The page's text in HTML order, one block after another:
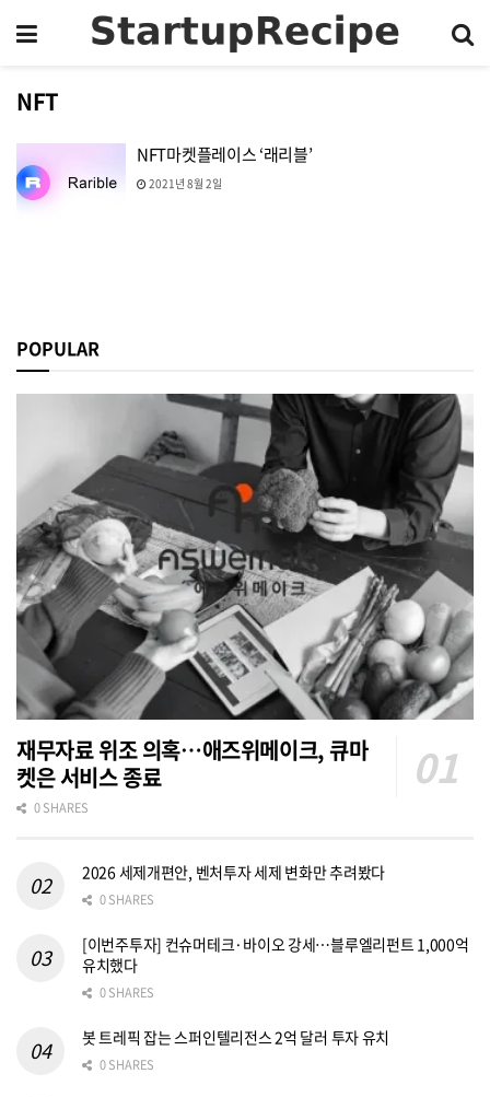
NFT
NFT마켓플레이스 ‘래리블’
2021년 8월 2일
POPULAR
재무자료 위조 의혹…애즈위메이크, 큐마
켓은 서비스 종료
0 SHARES
2026 세제개편안, 벤처투자 세제 변화만 추려봤다
0 SHARES
[이번주투자] 컨슈머테크·바이오 강세…블루엘리펀트 1,000억
유치했다
0 SHARES
봇 트레픽 잡는 스퍼인텔리전스 2억 달러 투자 유치
0 SHARES